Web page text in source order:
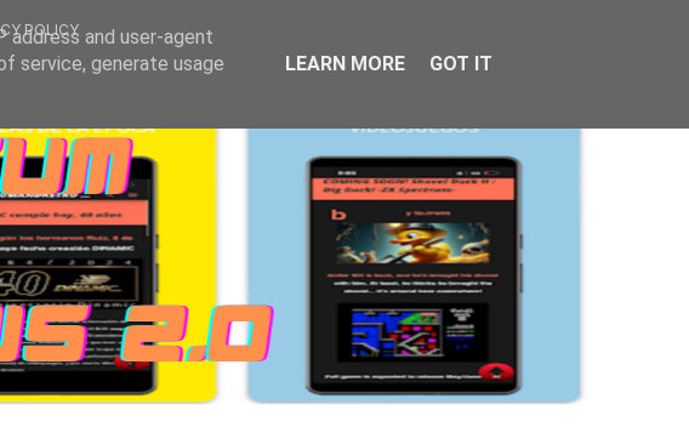
POLICY
address and user-agent
service, generate usage
LEARN MORE GOT IT